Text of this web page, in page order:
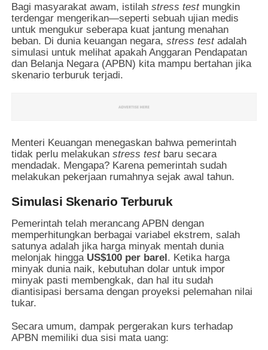
Bagi masyarakat awam, istilahstress testmungkin
terdengar mengerikan—seperti sebuah ujian medis
untuk mengukur seberapa kuat jantung menahan
beban. Di dunia keuangan negara,stress testadalah
simulasi untuk melihat apakah Anggaran Pendapatan
dan Belanja Negara (APBN) kita mampu bertahan jika
skenario terburuk terjadi.
Menteri Keuangan menegaskan bahwa pemerintah
tidak perlu melakukanstress testbaru secara
mendadak. Mengapa? Karena pemerintah sudah
melakukan pekerjaan rumahnya sejak awal tahun.
Simulasi Skenario Terburuk
Pemerintah telah merancang APBN dengan
memperhitungkan berbagai variabel ekstrem, salah
satunya adalah jika harga minyak mentah dunia
melonjak hingga US$100 per barel. Ketika harga
minyak dunia naik, kebutuhan dolar untuk impor
minyak pasti membengkak, dan hal itu sudah
diantisipasi bersama dengan proyeksi pelemahan nilai
tukar.
Secara umum, dampak pergerakan kurs terhadap
APBN memiliki dua sisi mata uang: